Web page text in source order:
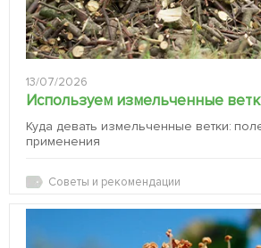
13/07/2026
Используем измельченные
Куда девать измельченные ветки:
применения
Советы и рекомендации